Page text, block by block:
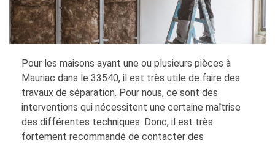
Pour les maisons ayant une ou plusieurs pièces à
Mauriac dans le 33540, il est très utile de faire des
travaux de séparation. Pour nous, ce sont des
interventions qui nécessitent une certaine maîtrise
des différentes techniques. Donc, il est très
fortement recommandé de contacter des